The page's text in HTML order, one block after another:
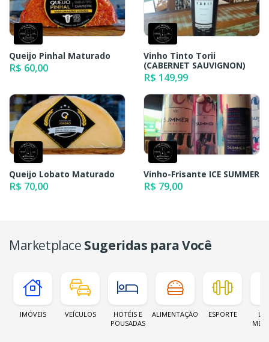
Queijo Pinhal Maturado
R$ 60,00
Vinho Tinto Torii
(CABERNET SAUVIGNON)
R$ 149,99
Queijo Lobato Maturado
R$ 70,00
Vinho-Frisante ICE SUMMER
R$ 79,00
Marketplace Sugeridas para Você
IMÓVEIS VEÍCULOS
HOTÉIS E
POUSADAS
ALIMENTAÇÃO ESPORTE